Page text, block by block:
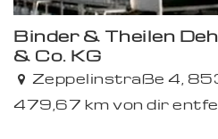
Binder & Theilen
& Co. KG
Zeppelinstraße 4,
479,67 km von dir